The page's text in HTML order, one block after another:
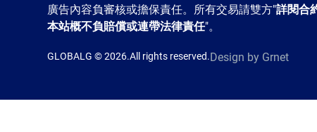
廣告內容負審核或擔保責任。所有交易請雙方"詳閱合
本站概不負賠償或連帶法律責任"。
GLOBALG © 2026.All rights reserved.Design by Grnet